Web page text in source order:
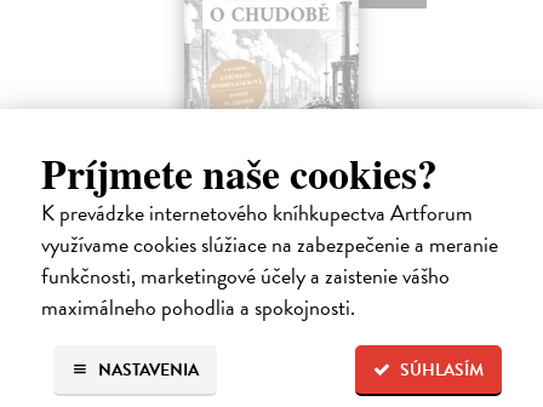
Príjmete naše cookies?
K prevádzke internetového kníhkupectva Artforum
využívame cookies slúžiace na zabezpečenie a meranie
funkčnosti, marketingové účely a zaistenie vášho
maximálneho pohodlia a spokojnosti.
SÚHLASÍM
NASTAVENIA
Memoár o chudobě
Tocqueville Alexis de
| Kniha
První český překlad méně známého díla jedné z nejvýznamnějších
osobností evropské politické filosofie 19. století je doplněn obšírnými
komentáři Ivo Budila, Jana Kellera a Gertrudy Himmelfalberové.
Od…